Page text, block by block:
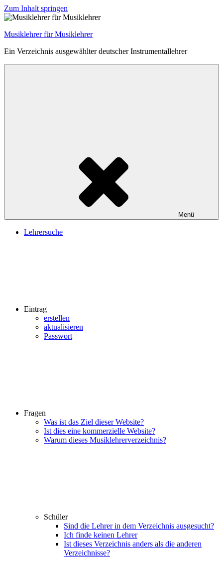
Zum Inhalt springen
Musiklehrer für Musiklehrer
Ein Verzeichnis ausgewählter deutscher Instrumentallehrer
Menü
Lehrersuche
Eintrag
erstellen
aktualisieren
Passwort
Fragen
Was ist das Ziel dieser Website?
Ist dies eine kommerzielle Website?
Warum dieses Musiklehrerverzeichnis?
Schüler
Sind die Lehrer in dem Verzeichnis ausgesucht?
Ich finde keinen Lehrer
Ist dieses Verzeichnis anders als die anderen
Verzeichnisse?